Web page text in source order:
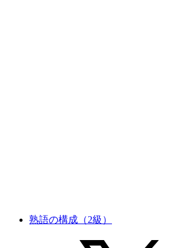
熟語の構成（2級）